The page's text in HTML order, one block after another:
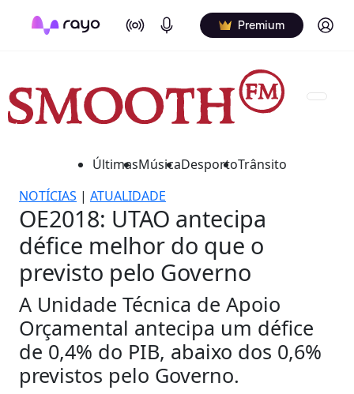
On Air Podcasts Premium Log in
ÚltimasMúsicaDesportoTrânsito
NOTÍCIAS | ATUALIDADE
OE2018: UTAO antecipa
défice melhor do que o
previsto pelo Governo
A Unidade Técnica de Apoio
Orçamental antecipa um défice
de 0,4% do PIB, abaixo dos 0,6%
previstos pelo Governo.